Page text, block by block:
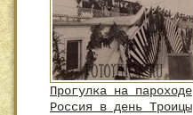
Прогулка на пароходе
Россия в день Троицы